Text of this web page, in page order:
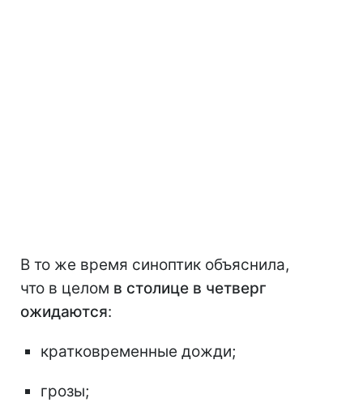
В то же время синоптик объяснила,
что в целом в столице в четверг
ожидаются:
кратковременные дожди;
грозы;